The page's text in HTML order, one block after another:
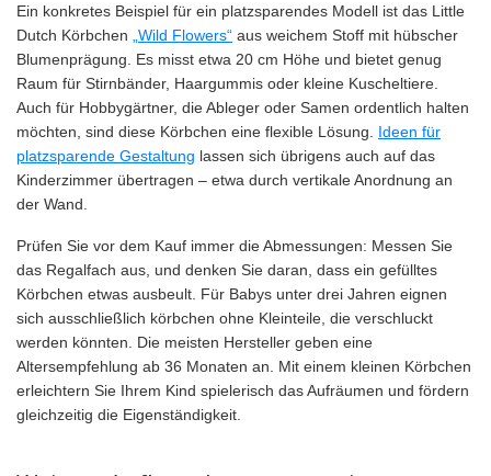
Ein konkretes Beispiel für ein platzsparendes Modell ist das Little
Dutch Körbchen
„Wild Flowers“ aus weichem Stoff mit hübscher
Blumenprägung. Es misst etwa 20 cm Höhe und bietet genug
Raum für Stirnbänder, Haargummis oder kleine Kuscheltiere.
Auch für Hobbygärtner, die Ableger oder Samen ordentlich halten
möchten, sind diese Körbchen eine flexible Lösung. Ideen für
platzsparende Gestaltung lassen sich übrigens auch auf das
Kinderzimmer übertragen – etwa durch vertikale Anordnung an
der Wand.
Prüfen Sie vor dem Kauf immer die Abmessungen: Messen Sie
das Regalfach aus, und denken Sie daran, dass ein gefülltes
Körbchen etwas ausbeult. Für Babys unter drei Jahren eignen
sich ausschließlich körbchen ohne Kleinteile, die verschluckt
werden könnten. Die meisten Hersteller geben eine
Altersempfehlung ab 36 Monaten an. Mit einem kleinen Körbchen
erleichtern Sie Ihrem Kind spielerisch das Aufräumen und fördern
gleichzeitig die Eigenständigkeit.